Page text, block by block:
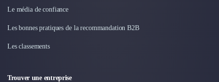
Le média de confiance
Les bonnes pratiques de la recommandation B2B
Les classements
Trouver une entreprise